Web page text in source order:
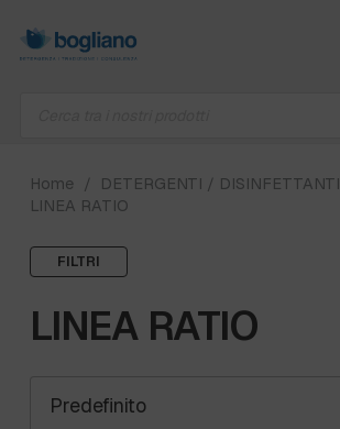
Home / DETERGENTI / DISINFETTANTI
LINEA RATIO
FILTRI
LINEA RATIO